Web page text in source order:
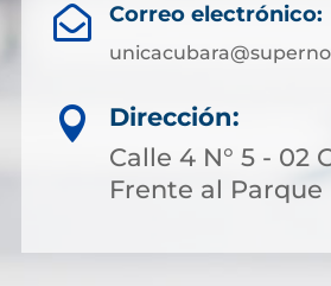
 Correo electrónico:

Dirección:
Calle 4 N° 5 - 02
Frente al Parque